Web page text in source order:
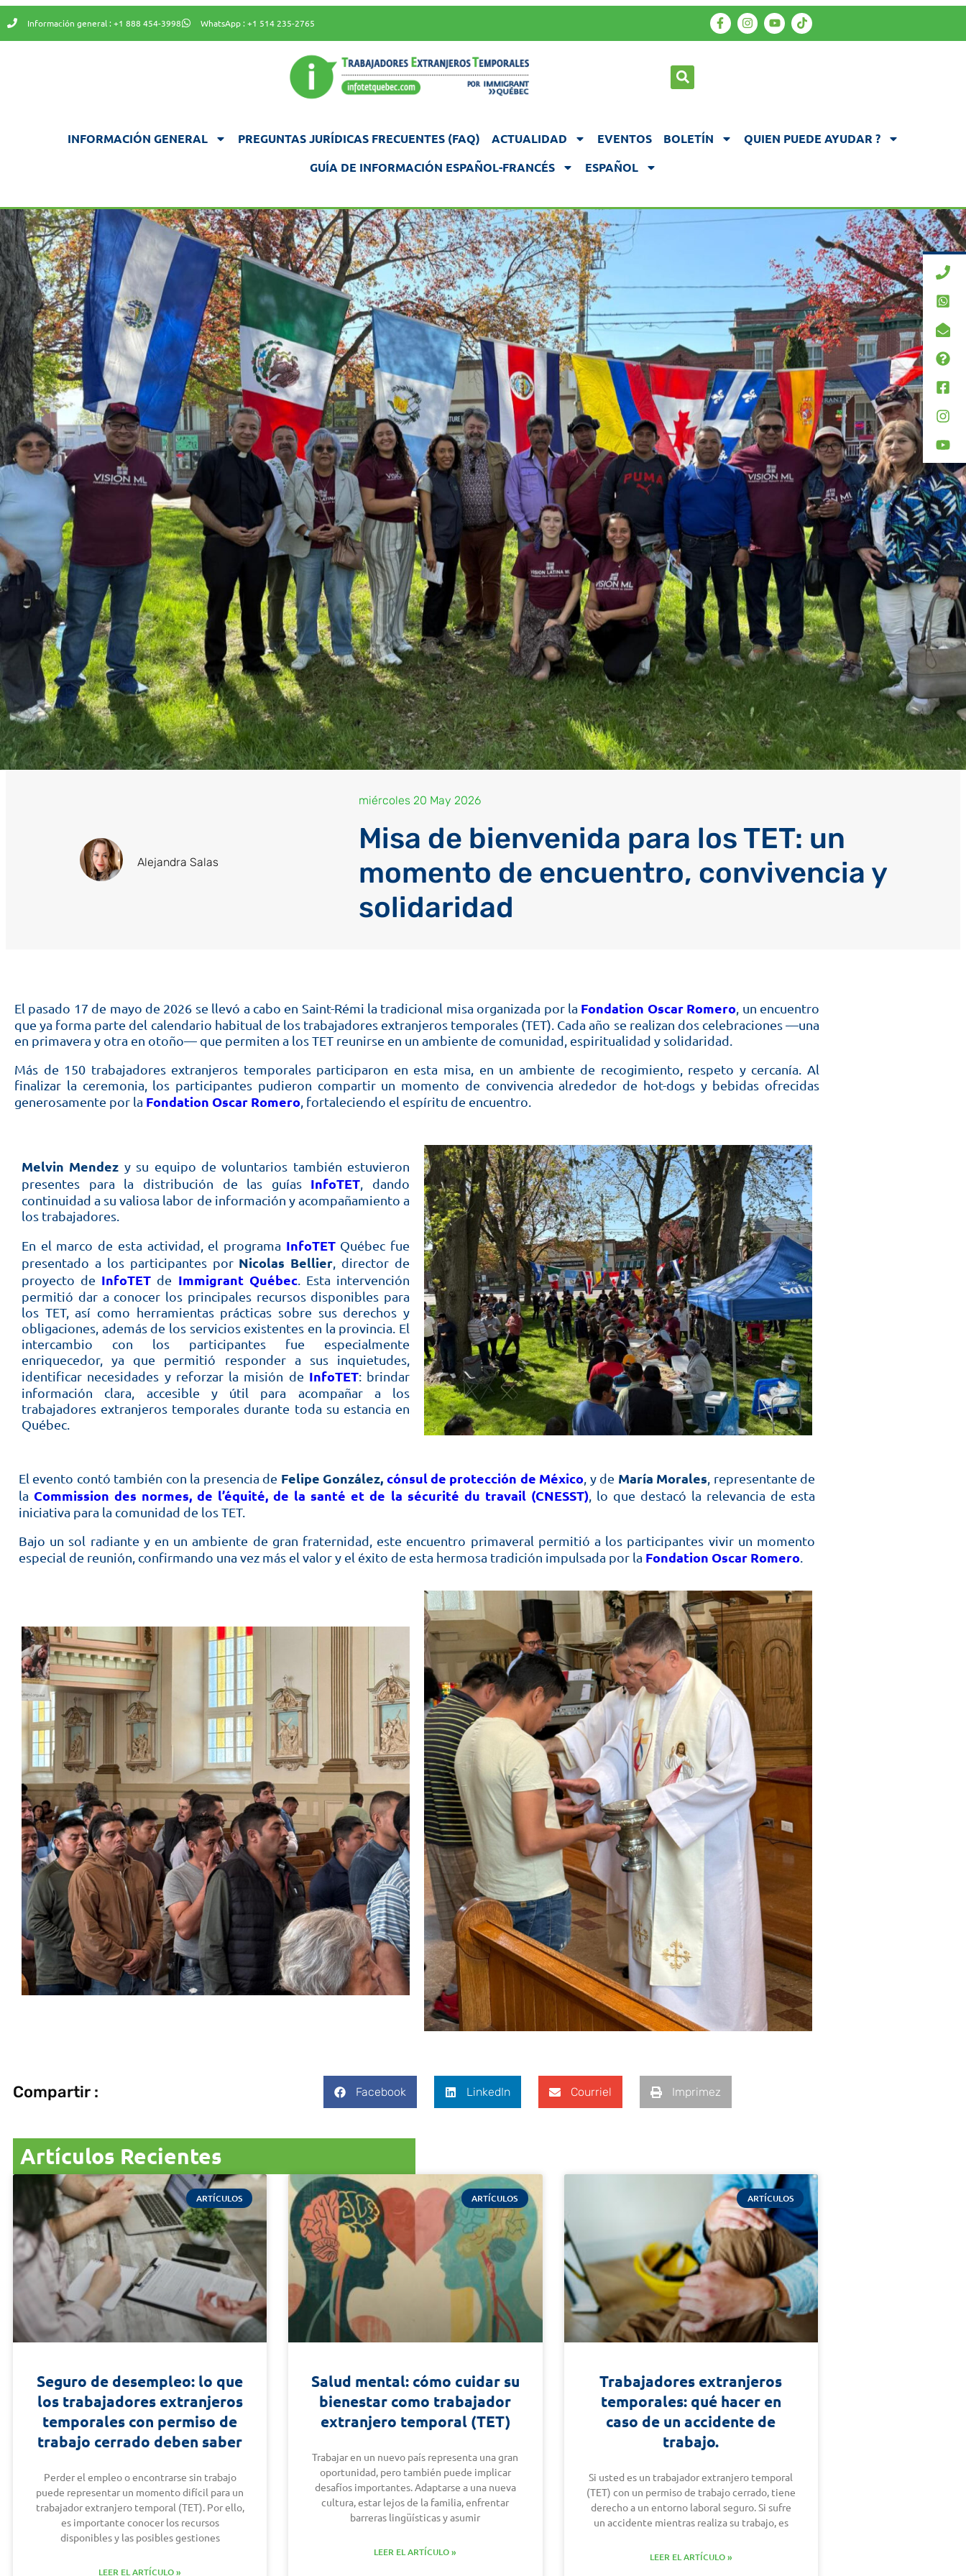
Información general : +1 888 454-3998 WhatsApp : +1 514 235-2765
INFORMACIÓN GENERAL PREGUNTAS JURÍDICAS FRECUENTES (FAQ) ACTUALIDAD EVENTOS BOLETÍN
QUIEN PUEDE AYUDAR ?
GUÍA DE INFORMACIÓN ESPAÑOL-FRANCÉS
ESPAÑOL
Alejandra Salas
miércoles 20 May 2026
Misa de bienvenida para los TET: un
momento de encuentro, convivencia y
solidaridad
El pasado 17 de mayo de 2026 se llevó a cabo en Saint-Rémi la tradicional misa organizada por la Fondation Oscar Romero , un encuentro
que ya forma parte del calendario habitual de los trabajadores extranjeros temporales (TET). Cada año se realizan dos celebraciones —una
en primavera y otra en otoño— que permiten a los TET reunirse en un ambiente de comunidad, espiritualidad y solidaridad.
Más de 150 trabajadores extranjeros temporales participaron en esta misa, en un ambiente de recogimiento, respeto y cercanía. Al
finalizar la ceremonia, los participantes pudieron compartir un momento de convivencia alrededor de hot-dogs y bebidas ofrecidas
generosamente por la Fondation Oscar Romero , fortaleciendo el espíritu de encuentro.
Melvin Mendez y su equipo de voluntarios también estuvieron
presentes para la distribución de las guías InfoTET , dando
continuidad a su valiosa labor de información y acompañamiento a
los trabajadores.
En el marco de esta actividad, el programa InfoTETQuébec fue
presentado a los participantes por Nicolas Bellier , director de
proyecto de InfoTET de Immigrant Québec. Esta intervención
permitió dar a conocer los principales recursos disponibles para
los TET, así como herramientas prácticas sobre sus derechos y
obligaciones, además de los servicios existentes en la provincia. El
intercambio con los participantes fue especialmente
enriquecedor, ya que permitió responder a sus inquietudes,
identificar necesidades y reforzar la misión de InfoTET: brindar
información clara, accesible y útil para acompañar a los
trabajadores extranjeros temporales durante toda su estancia en
Québec.
El evento contó también con la presencia de Felipe González, cónsul de protección de México , y de María Morales , representante de
la Commission des normes, de l’équité, de la santé et de la sécurité du travail (CNESST), lo que destacó la relevancia de esta
iniciativa para la comunidad de los TET.
Bajo un sol radiante y en un ambiente de gran fraternidad, este encuentro primaveral permitió a los participantes vivir un momento
especial de reunión, confirmando una vez más el valor y el éxito de esta hermosa tradición impulsada por la Fondation Oscar Romero
Compartir : Facebook LinkedIn Courriel Imprimez
Artículos Recientes
ARTÍCULOS
Seguro de desempleo: lo que
los trabajadores extranjeros
temporales con permiso de
trabajo cerrado deben saber
Perder el empleo o encontrarse sin trabajo
puede representar un momento difícil para un
trabajador extranjero temporal (TET). Por ello,
es importante conocer los recursos
disponibles y las posibles gestiones
LEER EL ARTÍCULO »
ARTÍCULOS
Salud mental: cómo cuidar su
bienestar como trabajador
extranjero temporal (TET)
Trabajar en un nuevo país representa una gran
oportunidad, pero también puede implicar
desafíos importantes. Adaptarse a una nueva
cultura, estar lejos de la familia, enfrentar
barreras lingüísticas y asumir
LEER EL ARTÍCULO »
ARTÍCULOS
Trabajadores extranjeros
temporales: qué hacer en
caso de un accidente de
trabajo.
Si usted es un trabajador extranjero temporal
(TET) con un permiso de trabajo cerrado, tiene
derecho a un entorno laboral seguro. Si sufre
un accidente mientras realiza su trabajo, es
LEER EL ARTÍCULO »